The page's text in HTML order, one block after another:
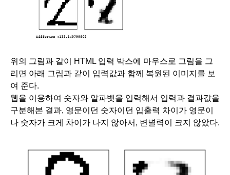
위의 그림과 같이 HTML 입력 박스에 마우스로 그림을 그
리면 아래 그림과 같이 입력값과 함께 복원된 이미지를 보
여 준다.
웹을 이용하여 숫자와 알파벳을 입력해서 입력과 결과값을
구분해본 결과, 영문이던 숫자이던 입출력 차이가 영문이